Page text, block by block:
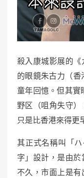
殺入康城影展的
的眼鏡朱古力（
童年回憶。但其實
野区（咀角失守）
只是比香港來得更
其正式名稱叫「
字」設計，是由
不久，市面上是